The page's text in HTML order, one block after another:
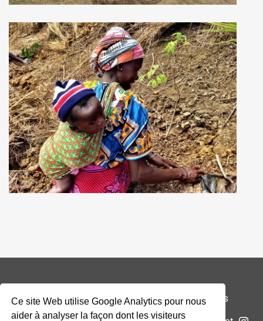
Ce site Web utilise Google Analytics pour nous
aider à analyser la façon dont les visiteurs
© 2026 Addax & Oryx Foundation —Mentions légales